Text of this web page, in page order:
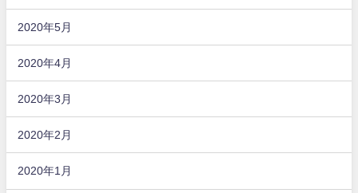
2020年5月
2020年4月
2020年3月
2020年2月
2020年1月